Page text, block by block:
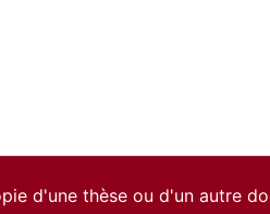
d'une thèse ou d'un autre